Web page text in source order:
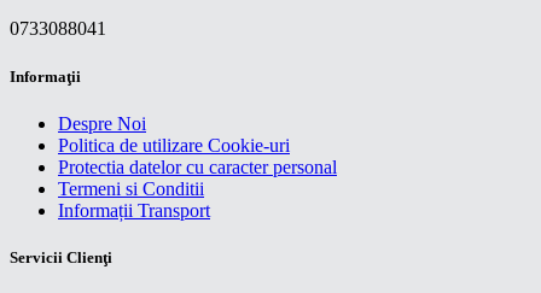
0733088041
Informaţii
Despre Noi
Politica de utilizare Cookie-uri
Protectia datelor cu caracter personal
Termeni si Conditii
Informații Transport
Servicii Clienţi